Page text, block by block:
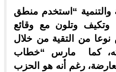
والتنمية “استخدم منطق
وتكيف وتلون مع وقائع
من التقية من خلال
كما مارس “خطاب
رغم أنه هو الحزب